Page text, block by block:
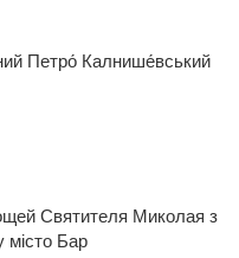
Петро́ Калнише́вський
Святителя Миколая з
місто Бар